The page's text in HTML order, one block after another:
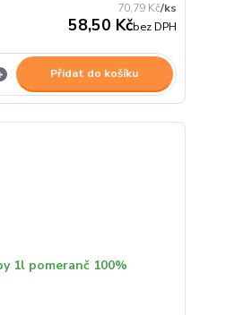
70,79 Kč/ks
58,50 Kčbez DPH
Přidat do košíku